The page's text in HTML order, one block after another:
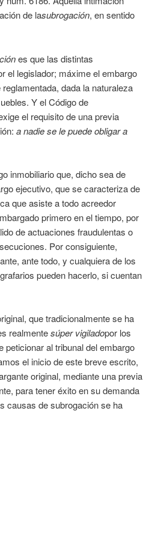
de lasubrogación, en sentido
es que las distintas
el legislador; máxime el embargo
dada la naturaleza
Y el Código de
el requisito de una previa
a nadie se le puede obligar a
inmobiliario que, dicho sea de
ejecutivo, que se caracteriza de
que asiste a todo acreedor
primero en el tiempo, por
de actuaciones fraudulentas o
Por consiguiente,
ante todo, y cualquiera de los
pueden hacerlo, si cuentan
que tradicionalmente se ha
realmentesúper vigiladopor los
peticionar al tribunal del embargo
el inicio de este breve escrito,
original, mediante una previa
para tener éxito en su demanda
causas de subrogación se ha